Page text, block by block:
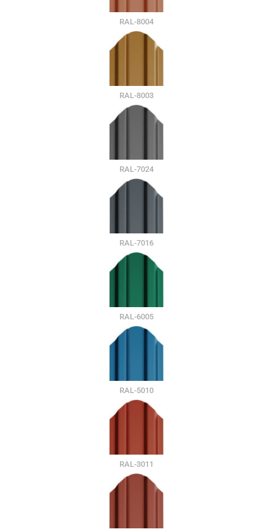
RAL-8004
RAL-8003
RAL-7024
RAL-7016
RAL-6005
RAL-5010
RAL-3011